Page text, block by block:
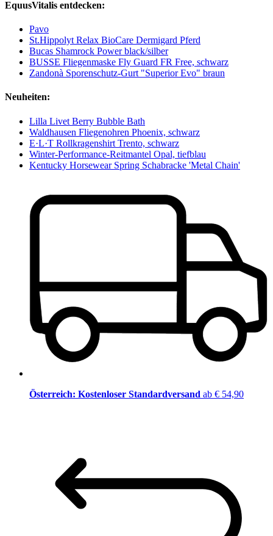
EquusVitalis entdecken:
Pavo
St.Hippolyt Relax BioCare Dermigard Pferd
Bucas Shamrock Power black/silber
BUSSE Fliegenmaske Fly Guard FR Free, schwarz
Zandonà Sporenschutz-Gurt "Superior Evo" braun
Neuheiten:
Lilla Livet Berry Bubble Bath
Waldhausen Fliegenohren Phoenix, schwarz
E·L·T Rollkragenshirt Trento, schwarz
Winter-Performance-Reitmantel Opal, tiefblau
Kentucky Horsewear Spring Schabracke 'Metal Chain'
Österreich: Kostenloser Standardversand ab € 54,90